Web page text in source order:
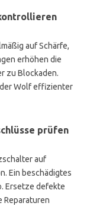
auf Schärfe,
erhöhen die
zu Blockaden.
der Wolf effizienter
prüfen
auf
Ein beschädigtes
Ersetze defekte
Reparaturen